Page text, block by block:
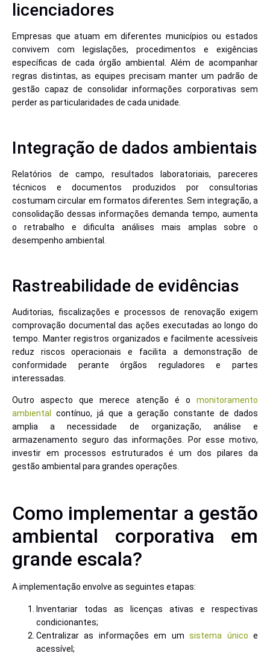
licenciadores
Empresas que atuam em diferentes municípios ou estados
convivem com legislações, procedimentos e exigências
específicas de cada órgão ambiental. Além de acompanhar
regras distintas, as equipes precisam manter um padrão de
gestão capaz de consolidar informações corporativas sem
perder as particularidades de cada unidade.
Integração de dados ambientais
Relatórios de campo, resultados laboratoriais, pareceres
técnicos e documentos produzidos por consultorias
costumam circular em formatos diferentes. Sem integração, a
consolidação dessas informações demanda tempo, aumenta
o retrabalho e dificulta análises mais amplas sobre o
desempenho ambiental.
Rastreabilidade de evidências
Auditorias, fiscalizações e processos de renovação exigem
comprovação documental das ações executadas ao longo do
tempo. Manter registros organizados e facilmente acessíveis
reduz riscos operacionais e facilita a demonstração de
conformidade perante órgãos reguladores e partes
interessadas.
Outro aspecto que merece atenção é o monitoramento
ambiental contínuo, já que a geração constante de dados
amplia a necessidade de organização, análise e
armazenamento seguro das informações. Por esse motivo,
investir em processos estruturados é um dos pilares da
gestão ambiental para grandes operações.
Como implementar a gestão
ambiental corporativa em
grande escala?
A implementação envolve as seguintes etapas:
Inventariar todas as licenças ativas e respectivas
condicionantes;
Centralizar as informações em umsistema único e
acessível;